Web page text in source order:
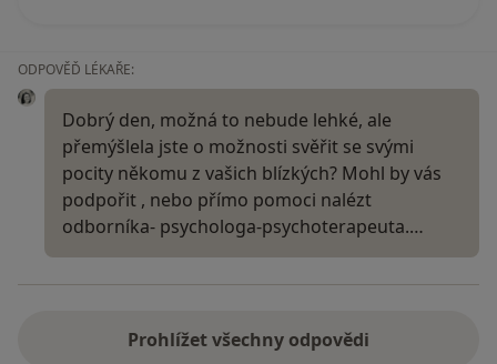
ODPOVĚĎ LÉKAŘE:
Dobrý den, možná to nebude lehké, ale
přemýšlela jste o možnosti svěřit se svými
pocity někomu z vašich blízkých? Mohl by vás
podpořit , nebo přímo pomoci nalézt
odborníka- psychologa-psychoterapeuta.…
Prohlížet všechny odpovědi